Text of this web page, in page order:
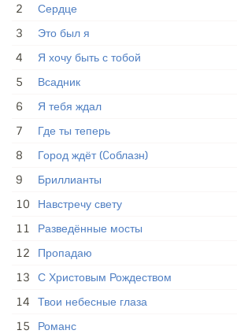
2
Сердце
3
Это был я
4
Я хочу быть с тобой
5
Всадник
6
Я тебя ждал
7
Где ты теперь
8
Город ждёт (Cоблазн)
9
Бриллианты
10
Навстречу свету
11
Разведённые мосты
12
Пропадаю
13
С Христовым Рождеством
14
Твои небесные глаза
15
Романс